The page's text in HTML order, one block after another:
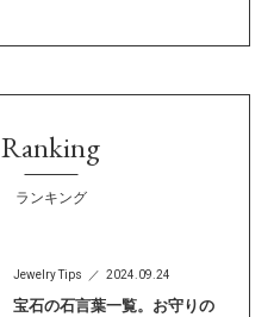
Ranking
ランキング
Jewelry Tips 2024.09.24
宝石の石言葉一覧。お守りの